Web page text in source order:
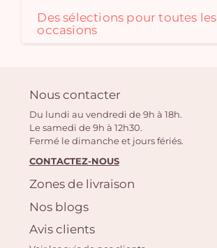
Des sélections pour toutes les
occasions
Nous contacter
Du lundi au vendredi de 9h à 18h.
Le samedi de 9h à 12h30.
Fermé le dimanche et jours fériés.
CONTACTEZ-NOUS
Zones de livraison
Nos blogs
Avis clients